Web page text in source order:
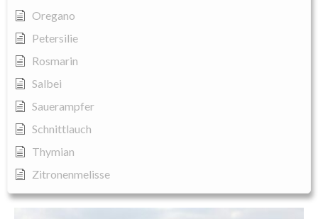
Oregano
Petersilie
Rosmarin
Salbei
Sauerampfer
Schnittlauch
Thymian
Zitronenmelisse